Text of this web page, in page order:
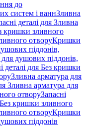
до
систем і ваннЗливна
деталі для Зливна
кришки зливного
отворуКришки
піддонів,
для душових піддонів,
деталі для Без кришки
Зливна арматура для
Зливна арматура для
отворуЗапасні
Без кришки зливного
отворуКришки
піддонів